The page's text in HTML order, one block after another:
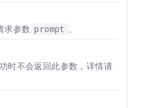
求参数 prompt
。
时不会返回此参数，详情请